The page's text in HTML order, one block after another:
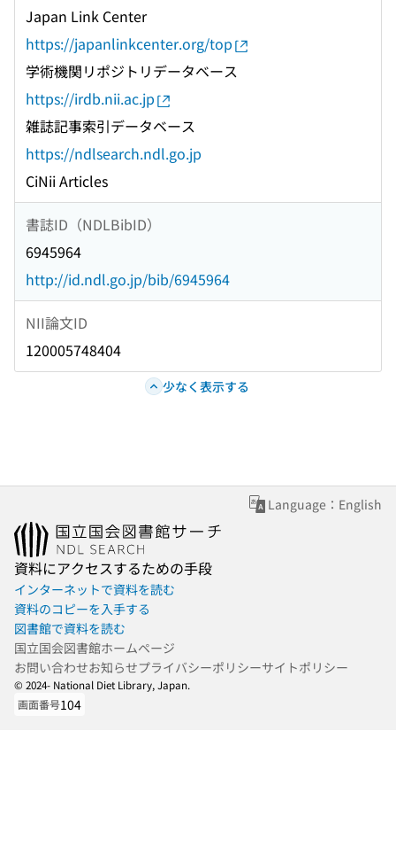
Japan Link Center
https://japanlinkcenter.org/top
学術機関リポジトリデータベース
https://irdb.nii.ac.jp
雑誌記事索引データベース
https://ndlsearch.ndl.go.jp
CiNii Articles
書誌ID（NDLBibID）
6945964
http://id.ndl.go.jp/bib/6945964
NII論文ID
120005748404
少なく表示する
Language：English
資料にアクセスするための手段
インターネットで資料を読む
資料のコピーを入手する
図書館で資料を読む
国立国会図書館ホームページ
お問い合わせお知らせプライバシーポリシーサイトポリシー
© 2024- National Diet Library, Japan.
画面番号104